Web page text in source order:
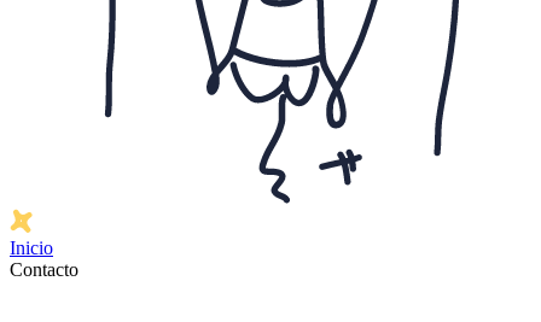
Inicio
Contacto